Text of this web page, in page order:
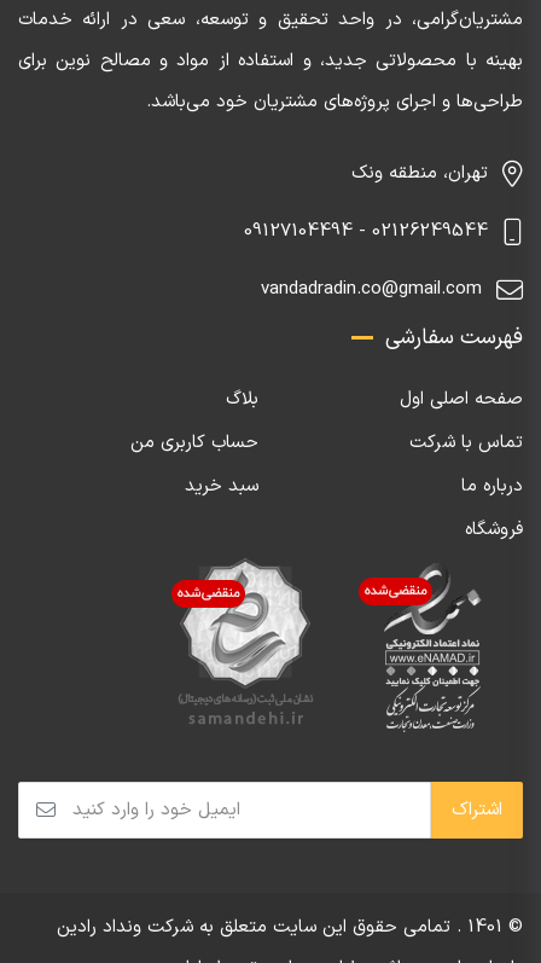
مشتریان‌گرامی، در واحد تحقیق و توسعه، سعی در ارائه خدمات
بهینه با محصولاتی جدید، و استفاده از مواد و مصالح نوین برای
طراحی‌ها و اجرای پروژه‌های مشتریان خود می‌باشد.
تهران، منطقه ونک
02126249544 - 09127104494
vandadradin.co@gmail.com
فهرست سفارشی
صفحه اصلی اول
بلاگ
تماس با شرکت
حساب کاربری من
درباره ما
سبد خرید
فروشگاه
© 1401 . تمامی حقوق این سایت متعلق به شرکت ونداد رادین